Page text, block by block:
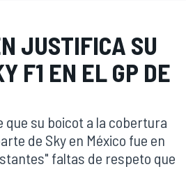
JUSTIFICA SU
F1 EN EL GP DE
que su boicot a la cobertura
de Sky en México fue en
faltas de respeto que